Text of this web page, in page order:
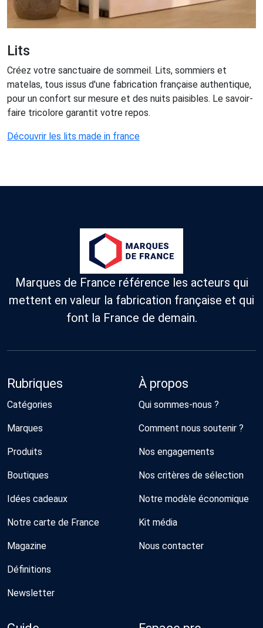
Lits
Créez votre sanctuaire de sommeil. Lits, sommiers et
matelas, tous issus d'une fabrication française authentique,
pour un confort sur mesure et des nuits paisibles. Le savoir-
faire tricolore garantit votre repos.
Découvrir les lits made in france
Marques de France référence les acteurs qui
mettent en valeur la fabrication française et qui
font la France de demain.
Rubriques
Catégories
Marques
Produits
Boutiques
Idées cadeaux
Notre carte de France
Magazine
Définitions
Newsletter
À propos
Qui sommes-nous ?
Comment nous soutenir ?
Nos engagements
Nos critères de sélection
Notre modèle économique
Kit média
Nous contacter